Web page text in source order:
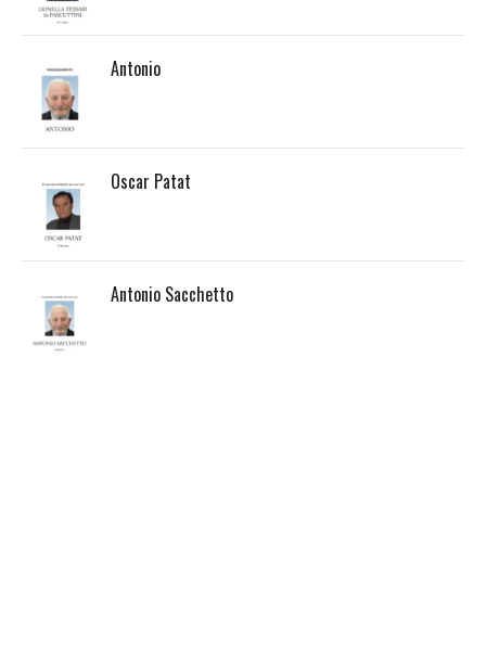
Antonio
Oscar Patat
Antonio Sacchetto